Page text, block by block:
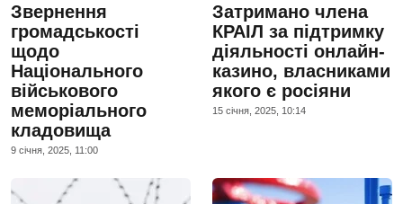
Звернення
громадськості
щодо
Національного
військового
меморіального
кладовища
9 сiчня, 2025, 11:00
Затримано члена
КРАІЛ за підтримку
діяльності онлайн-
казино, власниками
якого є росіяни
15 сiчня, 2025, 10:14